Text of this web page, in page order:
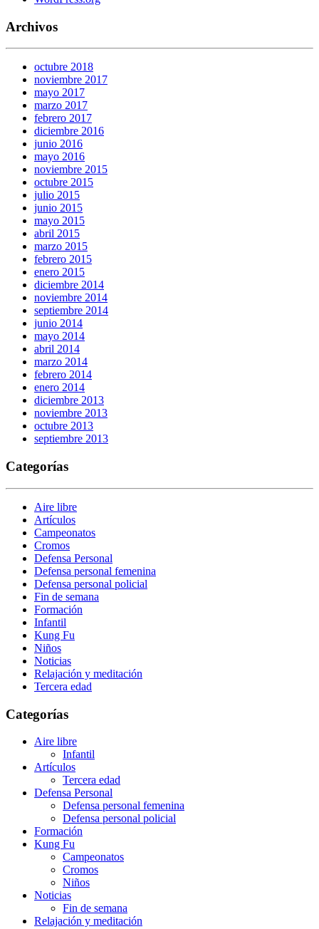
Archivos
octubre 2018
noviembre 2017
mayo 2017
marzo 2017
febrero 2017
diciembre 2016
junio 2016
mayo 2016
noviembre 2015
octubre 2015
julio 2015
junio 2015
mayo 2015
abril 2015
marzo 2015
febrero 2015
enero 2015
diciembre 2014
noviembre 2014
septiembre 2014
junio 2014
mayo 2014
abril 2014
marzo 2014
febrero 2014
enero 2014
diciembre 2013
noviembre 2013
octubre 2013
septiembre 2013
Categorías
Aire libre
Artículos
Campeonatos
Cromos
Defensa Personal
Defensa personal femenina
Defensa personal policial
Fin de semana
Formación
Infantil
Kung Fu
Niños
Noticias
Relajación y meditación
Tercera edad
Categorías
Aire libre
Infantil
Artículos
Tercera edad
Defensa Personal
Defensa personal femenina
Defensa personal policial
Formación
Kung Fu
Campeonatos
Cromos
Niños
Noticias
Fin de semana
Relajación y meditación